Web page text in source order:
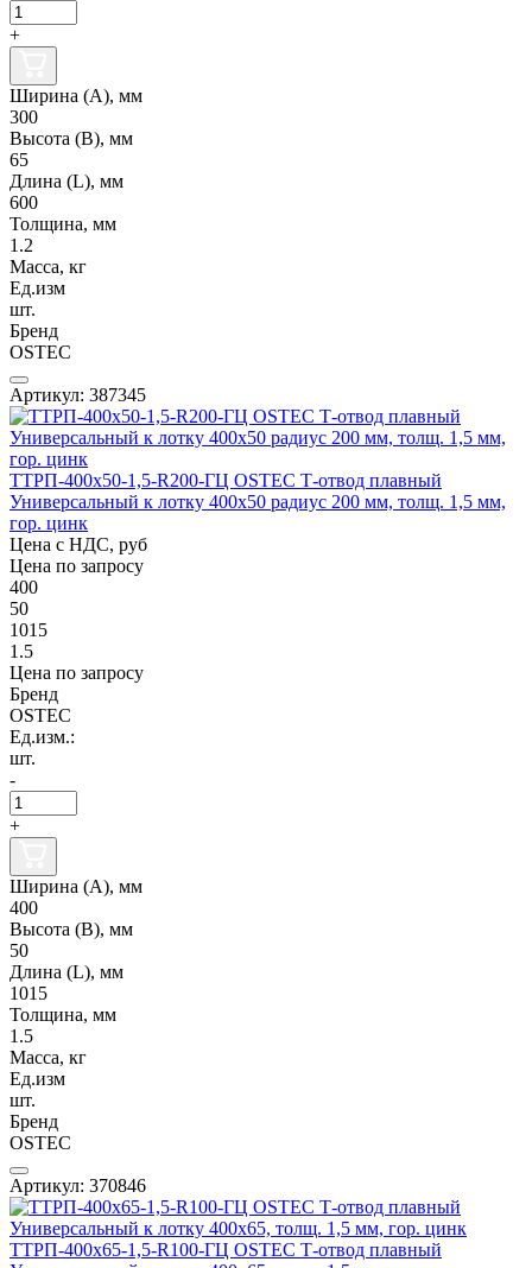
+
Ширина (А), мм
300
Высота (В), мм
65
Длина (L), мм
600
Толщина, мм
1.2
Масса, кг
Ед.изм
шт.
Бренд
OSTEC
Артикул: 387345
ТТРП-400х50-1,5-R200-ГЦ OSTEC Т-отвод плавный
Универсальный к лотку 400х50 радиус 200 мм, толщ. 1,5 мм,
гор. цинк
Цена с НДС, руб
Цена по запросу
400
50
1015
1.5
Цена по запросу
Бренд
OSTEC
Ед.изм.:
шт.
-
+
Ширина (А), мм
400
Высота (В), мм
50
Длина (L), мм
1015
Толщина, мм
1.5
Масса, кг
Ед.изм
шт.
Бренд
OSTEC
Артикул: 370846
ТТРП-400х65-1,5-R100-ГЦ OSTEC Т-отвод плавный